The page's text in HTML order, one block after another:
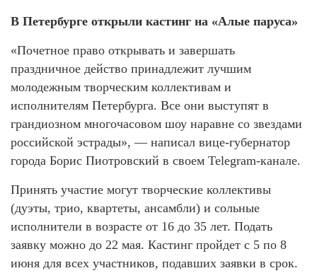
В Петербурге открыли кастинг на «Алые паруса»
«Почетное право открывать и завершать
праздничное действо принадлежит лучшим
молодежным творческим коллективам и
исполнителям Петербурга. Все они выступят в
грандиозном многочасовом шоу наравне со звездами
российской эстрады», — написал вице-губернатор
города Борис Пиотровский в своем Telegram-канале.
Принять участие могут творческие коллективы
(дуэты, трио, квартеты, ансамбли) и сольные
исполнители в возрасте от 16 до 35 лет. Подать
заявку можно до 22 мая. Кастинг пройдет с 5 по 8
июня для всех участников, подавших заявки в срок.